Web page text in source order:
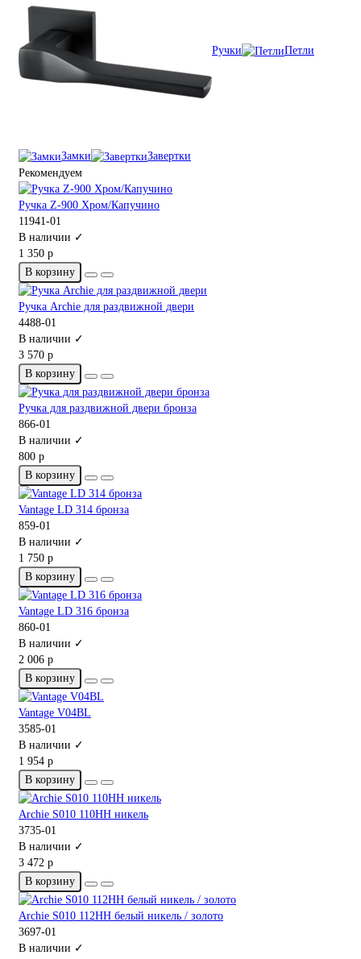
Ручки Петли
Замки
Завертки
Рекомендуем
Ручка Z-900 Хром/Капучино
11941-01
В наличии ✓
1 350 р
В корзину
Ручка Archie для раздвижной двери
4488-01
В наличии ✓
3 570 р
В корзину
Ручка для раздвижной двери бронза
866-01
В наличии ✓
800 р
В корзину
Vantage LD 314 бронза
859-01
В наличии ✓
1 750 р
В корзину
Vantage LD 316 бронза
860-01
В наличии ✓
2 006 р
В корзину
Vantage V04BL
3585-01
В наличии ✓
1 954 р
В корзину
Archie S010 110HH никель
3735-01
В наличии ✓
3 472 р
В корзину
Archie S010 112HH белый никель / золото
3697-01
В наличии ✓